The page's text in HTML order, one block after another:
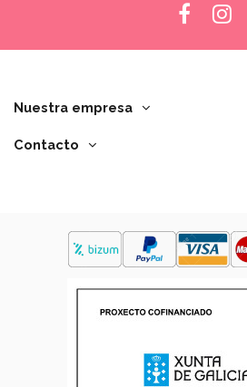
Nuestra empresa
Contacto